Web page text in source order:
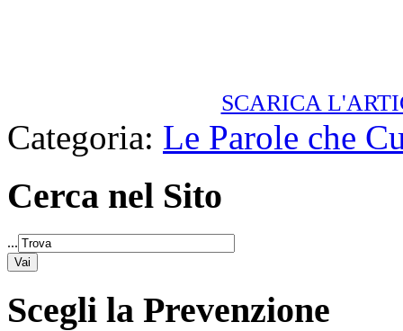
SCARICA
Categoria: Le Parole che
Cerca nel Sito
...
Scegli la Prevenzione